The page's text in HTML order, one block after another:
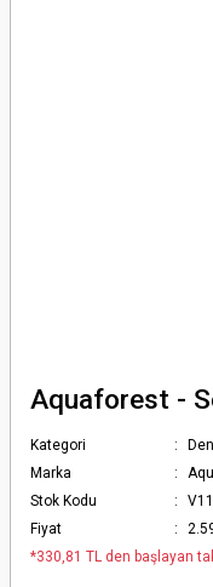
Aquaforest -
Kategori
Marka
Stok Kodu
Fiyat
*330,81 TL den başlayan